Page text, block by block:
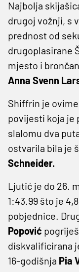
Najbolja
drugoj vožnji, s
prednost od
drugoplasirane
mjesto i
Anna Svenn
Shiffrin je
povijesti koja je
slalomu dva
ostvarila bila je
Schneider.
Ljutić je do 26.
1:43.99 što je
pobjednice.
Popović
diskvalificirana
16-godišnja Pia